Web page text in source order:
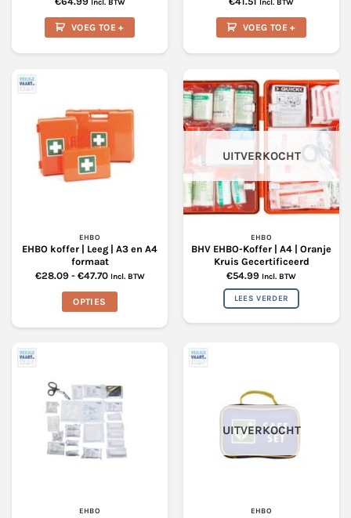
Incl. BTW
VOEG TOE +
Incl. BTW
VOEG TOE +
EHBO
EHBO koffer | Leeg | A3 en A4
formaat
€28.09 - €47.70Prijsklasse:
tot
Incl. BTW
OPTIES
variaties.
Deze
optie
gekozen
worden
productpagina
UITVERKOCHT
EHBO
BHV EHBO-Koffer | A4 | Oranje
Kruis Gecertificeerd
€54.99 Incl. BTW
LEES VERDER
EHBO
UITVERKOCHT
EHBO